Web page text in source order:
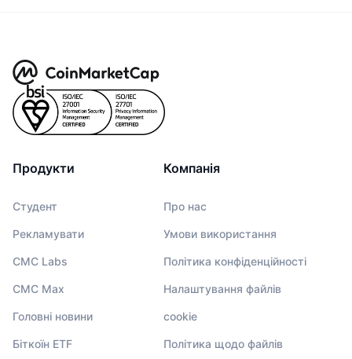
Продукти
Студент
Рекламувати
CMC Labs
CMC Max
Головні новини
Біткоїн ETF
Компанія
Про нас
Умови використання
Політика конфіденційності
Налаштування файлів
cookie
Політика щодо файлів